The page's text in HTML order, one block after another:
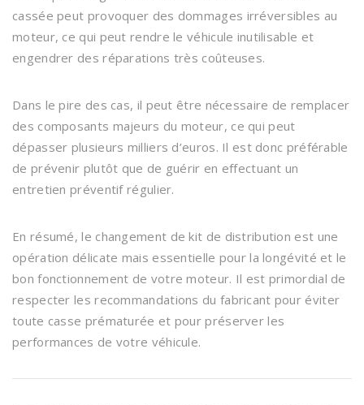
cassée peut provoquer des dommages irréversibles au
moteur, ce qui peut rendre le véhicule inutilisable et
engendrer des réparations très coûteuses.
Dans le pire des cas, il peut être nécessaire de remplacer
des composants majeurs du moteur, ce qui peut
dépasser plusieurs milliers d’euros. Il est donc préférable
de prévenir plutôt que de guérir en effectuant un
entretien préventif régulier.
En résumé, le changement de kit de distribution est une
opération délicate mais essentielle pour la longévité et le
bon fonctionnement de votre moteur. Il est primordial de
respecter les recommandations du fabricant pour éviter
toute casse prématurée et pour préserver les
performances de votre véhicule.